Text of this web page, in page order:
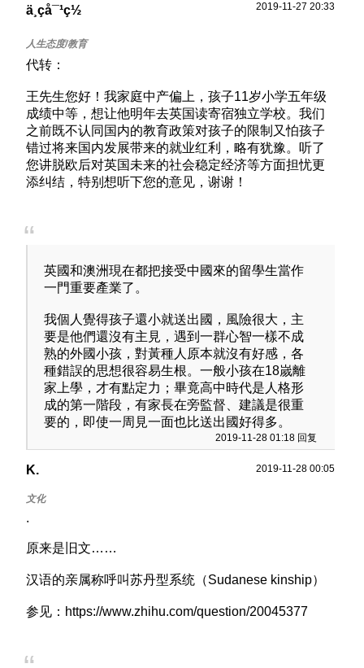
ä¸çå¯¹ç½ 2019-11-27 20:33
代转：
王先生您好！我家庭中产偏上，孩子11岁小学五年级
成绩中等，想让他明年去英国读寄宿独立学校。我们
之前既不认同国内的教育政策对孩子的限制又怕孩子
错过将来国内发展带来的就业红利，略有犹豫。听了
您讲脱欧后对英国未来的社会稳定经济等方面担忧更
添纠结，特别想听下您的意见，谢谢！
英國和澳洲現在都把接受中國來的留學生當作
一門重要產業了。
我個人覺得孩子還小就送出國，風險很大，主
要是他們還沒有主見，遇到一群心智一樣不成
熟的外國小孩，對黃種人原本就沒有好感，各
種錯誤的思想很容易生根。一般小孩在18嵗離
家上學，才有點定力；畢竟高中時代是人格形
成的第一階段，有家長在旁監督、建議是很重
要的，即使一周見一面也比送出國好得多。
2019-11-28 01:18 回复
K. 2019-11-28 00:05
.
原来是旧文……
汉语的亲属称呼叫苏丹型系统（Sudanese kinship）
参见：https://www.zhihu.com/question/20045377